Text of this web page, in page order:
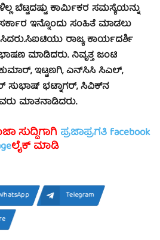
ಬೆಟ್ಟದಷ್ಟು ಕಾರ್ಮಿಕರ ಸಮಸ್ಯೆಯನ್ನು
ಇನ್ನೊಂದು ಸಂಹಿತೆ ಮಾಡಲು
ರಾಜ್ಯ ಕಾರ್ಯದರ್ಶಿ
ಮಾಡಿದರು. ನಿವೃತ್ತ ಜಂಟಿ
ಇಟ್ಟಣಗಿ, ಎನ್‍ಸಿಸಿ ಸಿಎಲ್,
ಸುಭಾಷ್ ಭಟ್ನಾಗರ್, ಸಿವಿಕ್‍ನ
ಮಾತನಾಡಿದರು.
ಸುದ್ದಿಗಾಗಿ ಪ್ರಜಾಪ್ರಗತಿ facebook
ಲೈಕ್ ಮಾಡಿ
Telegram